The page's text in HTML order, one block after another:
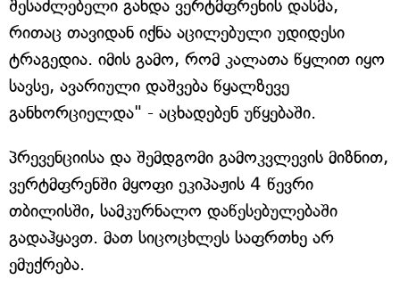
შესაძლებელი გახდა ვერტმფრენის დასმა,
რითაც თავიდან იქნა აცილებული უდიდესი
ტრაგედია. იმის გამო, რომ კალათა წყლით იყო
სავსე, ავარიული დაშვება წყალზევე
განხორციელდა" - აცხადებენ უწყებაში.
პრევენციისა და შემდგომი გამოკვლევის მიზნით,
ვერტმფრენში მყოფი ეკიპაჟის 4 წევრი
თბილისში, სამკურნალო დაწესებულებაში
გადაჰყავთ. მათ სიცოცხლეს საფრთხე არ
ემუქრება.